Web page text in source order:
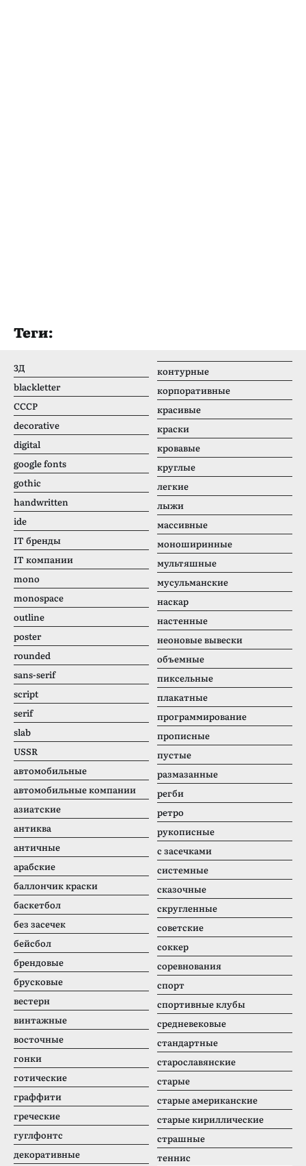
Теги:
3Д
blackletter
CCCР
decorative
digital
google fonts
gothic
handwritten
ide
IT бренды
IT компании
mono
monospace
outline
poster
rounded
sans-serif
script
serif
slab
USSR
автомобильные
автомобильные компании
азиатские
антиква
античные
арабские
баллончик краски
баскетбол
без засечек
бейсбол
брендовые
брусковые
вестерн
винтажные
восточные
гонки
готические
граффити
греческие
гуглфонтс
декоративные
контурные
корпоративные
красивые
краски
кровавые
круглые
легкие
лыжи
массивные
моноширинные
мультяшные
мусульманские
наскар
настенные
неоновые вывески
объемные
пиксельные
плакатные
программирование
прописные
пустые
размазанные
регби
ретро
рукописные
с засечками
системные
сказочные
скругленные
советские
соккер
соревнования
спорт
спортивные клубы
средневековые
стандартные
старославянские
старые
старые американские
старые кириллические
страшные
теннис